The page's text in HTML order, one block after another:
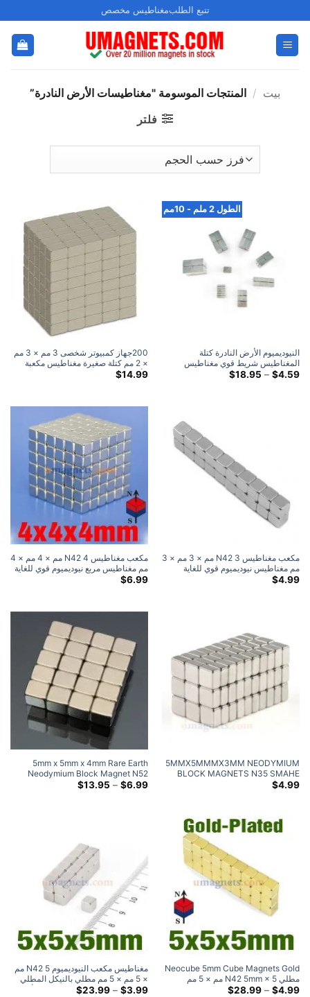
للمحتوى
تتبع الطلبمغناطيس مخصص
بيت / المنتجات الموسومة "مغناطيسات الأرض النادرة”
فلتر
الطول 2 ملم - 10مم
النيوديميوم الأرض النادرة كتلة
المغناطيس شريط قوي مغناطيس
الثلاجة$4.59
–
$18.95 النطاق
200جهاز كمبيوتر شخصى 3 مم × 3 مم
× 2 مم كتلة صغيرة مغناطيس مكعبة
$14.99
مكعب مغناطيس N42 3 مم × 3 مم × 3
مم مغناطيس نيوديميوم قوي للغاية
مطلي بالنيكل
$4.99
مكعب مغناطيس N42 4 مم × 4 مم × 4
مم مغناطيس مربع نيوديميوم قوي للغاية
مطلي بالنيكل
$6.99
5MMX5MMMX3MM NEODYMIUM
BLOCK MAGNETS N35 SMAHE
RUND FLAT RECTANGL
$4.99
5mm x 5mm x 4mm Rare Earth
Neodymium Block Magnet N52
Strong Cuboid Magnet 5x5x4mm
$6.99
–
$13.95 النطاق
Neocube 5mm Cube Magnets Gold
مطلي N42 5mm × 5 مم × 5 مم
مغناطيس النيوديميوم
$4.99
–
$28.99 النطاق
مغناطيس مكعب النيوديميوم N42 5 مم
× 5 مم × 5 مم مطلي بالنيكل المطلي
بالنيكل المغناطيسات المكعبات الأرضية
$3.99
–
$23.99 النطاق